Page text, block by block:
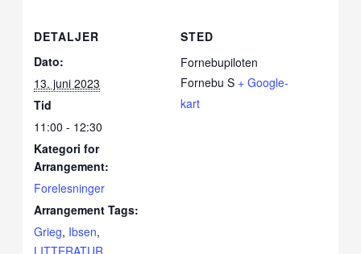
DETALJER
Dato:
13. juni 2023
Tid
11:00 - 12:30
Kategori for
Arrangement:
Forelesninger
Arrangement Tags:
Grieg, Ibsen,
STED
Fornebupiloten
Fornebu S + Google-
kart